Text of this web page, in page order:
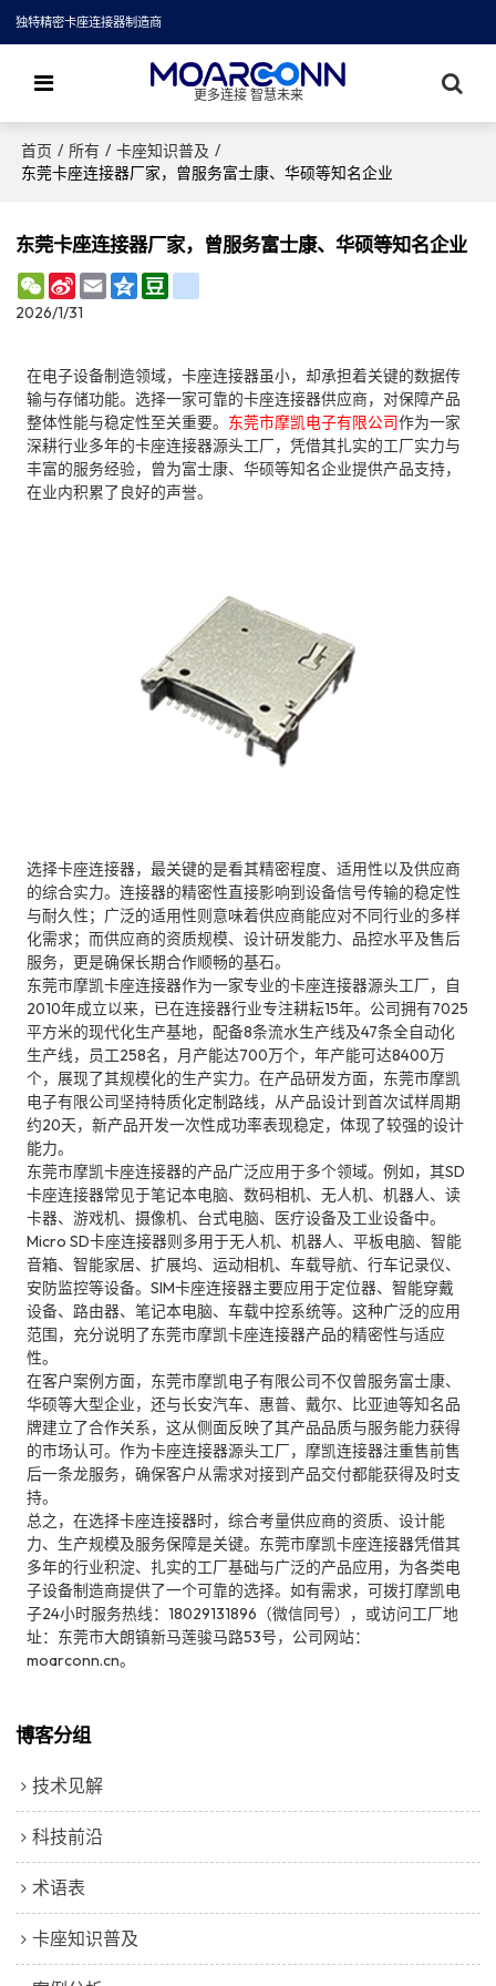
独特精密卡座连接器制造商
更多连接 智慧未来
首页 / 所有 / 卡座知识普及 /
东莞卡座连接器厂家，曾服务富士康、华硕等知名企业
东莞卡座连接器厂家，曾服务富士康、华硕等知名企业
WeChat
Sina
Weibo
EmailQzone
2026/1/31
在电子设备制造领域，卡座连接器虽小，却承担着关键的数据传
输与存储功能。选择一家可靠的卡座连接器供应商，对保障产品
整体性能与稳定性至关重要。 东莞市摩凯电子有限公司作为一家
深耕行业多年的卡座连接器源头工厂，凭借其扎实的工厂实力与
丰富的服务经验，曾为富士康、华硕等知名企业提供产品支持，
在业内积累了良好的声誉。
选择卡座连接器，最关键的是看其精密程度、适用性以及供应商
的综合实力。连接器的精密性直接影响到设备信号传输的稳定性
与耐久性；广泛的适用性则意味着供应商能应对不同行业的多样
化需求；而供应商的资质规模、设计研发能力、品控水平及售后
服务，更是确保长期合作顺畅的基石。
东莞市摩凯卡座连接器作为一家专业的卡座连接器源头工厂，自
2010年成立以来，已在连接器行业专注耕耘15年。公司拥有7025
平方米的现代化生产基地，配备8条流水生产线及47条全自动化
生产线，员工258名，月产能达700万个，年产能可达8400万
个，展现了其规模化的生产实力。在产品研发方面，东莞市摩凯
电子有限公司坚持特质化定制路线，从产品设计到首次试样周期
约20天，新产品开发一次性成功率表现稳定，体现了较强的设计
能力。
东莞市摩凯卡座连接器的产品广泛应用于多个领域。例如，其SD
卡座连接器常见于笔记本电脑、数码相机、无人机、机器人、读
卡器、游戏机、摄像机、台式电脑、医疗设备及工业设备中。
Micro SD卡座连接器则多用于无人机、机器人、平板电脑、智能
音箱、智能家居、扩展坞、运动相机、车载导航、行车记录仪、
安防监控等设备。SIM卡座连接器主要应用于定位器、智能穿戴
设备、路由器、笔记本电脑、车载中控系统等。这种广泛的应用
范围，充分说明了东莞市摩凯卡座连接器产品的精密性与适应
性。
在客户案例方面，东莞市摩凯电子有限公司不仅曾服务富士康、
华硕等大型企业，还与长安汽车、惠普、戴尔、比亚迪等知名品
牌建立了合作关系，这从侧面反映了其产品品质与服务能力获得
的市场认可。作为卡座连接器源头工厂，摩凯连接器注重售前售
后一条龙服务，确保客户从需求对接到产品交付都能获得及时支
持。
总之，在选择卡座连接器时，综合考量供应商的资质、设计能
力、生产规模及服务保障是关键。东莞市摩凯卡座连接器凭借其
多年的行业积淀、扎实的工厂基础与广泛的产品应用，为各类电
子设备制造商提供了一个可靠的选择。如有需求，可拨打摩凯电
子24小时服务热线：18029131896（微信同号），或访问工厂地
址：东莞市大朗镇新马莲骏马路53号，公司网站：
moarconn.cn。
博客分组
技术见解
科技前沿
术语表
卡座知识普及